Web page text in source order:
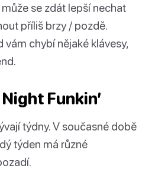
se zdát lepší nechat
příliš brzy / pozdě.
vám chybí nějaké klávesy,
Funkin’
týdny. V současné době
týden má různé